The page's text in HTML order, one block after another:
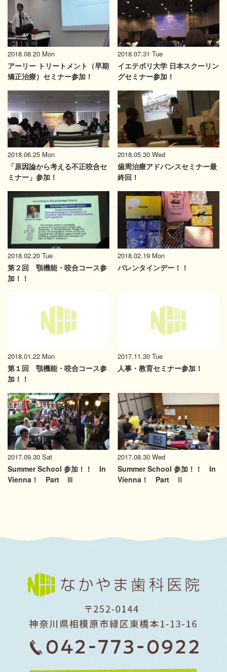
2018.08.20 Mon
アーリー トリートメント（早期
矯正治療）セミナー参加！
2018.07.31 Tue
イエテボリ大学 日本スクーリン
グセミナー参加！
2018.06.25 Mon
「原因論から考える不正咬合セ
ミナー」参加！
2018.05.30 Wed
歯周治療アドバンスセミナー最
終回！
2018.02.20 Tue
第２回 顎機能・咬合コース参
加！！
2018.02.19 Mon
バレンタインデー！！
2018.01.22 Mon
第１回 顎機能・咬合コース参
加！！
2017.11.30 Tue
人事・教育セミナー参加！
2017.09.30 Sat
Summer School 参加！！ In
Vienna！ Part Ⅲ
2017.08.30 Wed
Summer School 参加！！ In
Vienna！ Part Ⅱ